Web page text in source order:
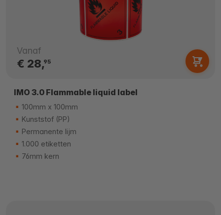
Vanaf
€ 28,95
IMO 3.0 Flammable liquid label
100mm x 100mm
Kunststof (PP)
Permanente lijm
1.000 etiketten
76mm kern